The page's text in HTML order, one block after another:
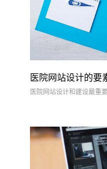
医院网站设计的要